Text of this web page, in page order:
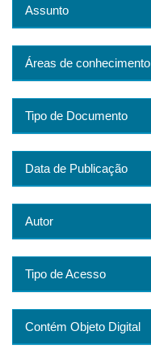
Assunto
Áreas de conhecimento
Tipo de Documento
Data de Publicação
Autor
Tipo de Acesso
Contém Objeto Digital